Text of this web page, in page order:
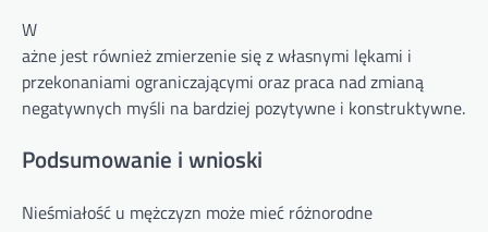
W
ażne jest również zmierzenie się z własnymi lękami i
przekonaniami ograniczającymi oraz praca nad zmianą
negatywnych myśli na bardziej pozytywne i konstruktywne.
Podsumowanie i wnioski
Nieśmiałość u mężczyzn może mieć różnorodne